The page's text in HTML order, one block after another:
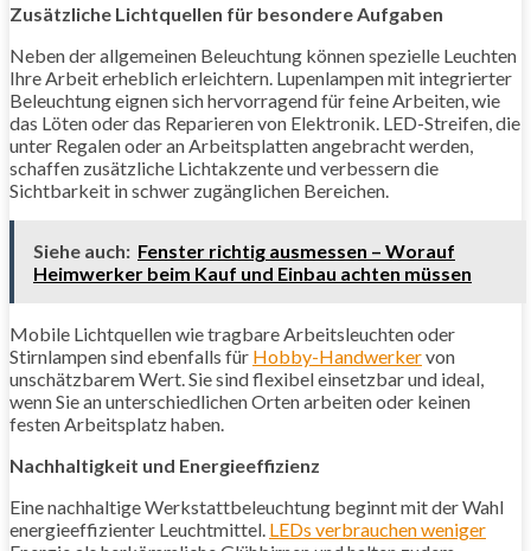
Zusätzliche Lichtquellen für besondere Aufgaben
Neben der allgemeinen Beleuchtung können spezielle Leuchten
Ihre Arbeit erheblich erleichtern. Lupenlampen mit integrierter
Beleuchtung eignen sich hervorragend für feine Arbeiten, wie
das Löten oder das Reparieren von Elektronik. LED-Streifen, die
unter Regalen oder an Arbeitsplatten angebracht werden,
schaffen zusätzliche Lichtakzente und verbessern die
Sichtbarkeit in schwer zugänglichen Bereichen.
Siehe auch: Fenster richtig ausmessen – Worauf
Heimwerker beim Kauf und Einbau achten müssen
Mobile Lichtquellen wie tragbare Arbeitsleuchten oder
Stirnlampen sind ebenfalls für Hobby-Handwerkervon
unschätzbarem Wert. Sie sind flexibel einsetzbar und ideal,
wenn Sie an unterschiedlichen Orten arbeiten oder keinen
festen Arbeitsplatz haben.
Nachhaltigkeit und Energieeffizienz
Eine nachhaltige Werkstattbeleuchtung beginnt mit der Wahl
energieeffizienter Leuchtmittel. LEDs verbrauchen weniger